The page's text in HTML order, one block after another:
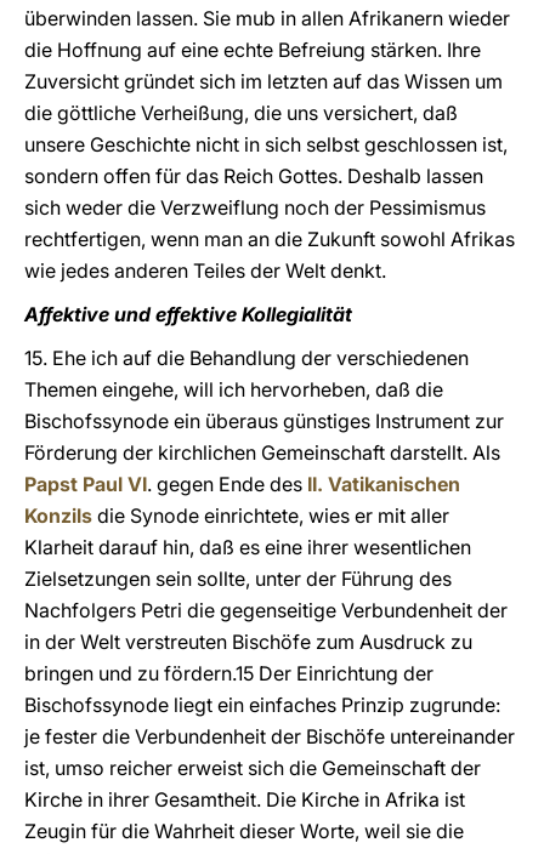
überwinden lassen. Sie mub in allen Afrikanern wieder
die Hoffnung auf eine echte Befreiung stärken. Ihre
Zuversicht gründet sich im letzten auf das Wissen um
die göttliche Verheißung, die uns versichert, daß
unsere Geschichte nicht in sich selbst geschlossen ist,
sondern offen für das Reich Gottes. Deshalb lassen
sich weder die Verzweiflung noch der Pessimismus
rechtfertigen, wenn man an die Zukunft sowohl Afrikas
wie jedes anderen Teiles der Welt denkt.
Affektive und effektive Kollegialität
15. Ehe ich auf die Behandlung der verschiedenen
Themen eingehe, will ich hervorheben, daß die
Bischofssynode ein überaus günstiges Instrument zur
Förderung der kirchlichen Gemeinschaft darstellt. Als
Papst Paul VI. gegen Ende des II. Vatikanischen
Konzils die Synode einrichtete, wies er mit aller
Klarheit darauf hin, daß es eine ihrer wesentlichen
Zielsetzungen sein sollte, unter der Führung des
Nachfolgers Petri die gegenseitige Verbundenheit der
in der Welt verstreuten Bischöfe zum Ausdruck zu
bringen und zu fördern.15 Der Einrichtung der
Bischofssynode liegt ein einfaches Prinzip zugrunde:
je fester die Verbundenheit der Bischöfe untereinander
ist, umso reicher erweist sich die Gemeinschaft der
Kirche in ihrer Gesamtheit. Die Kirche in Afrika ist
Zeugin für die Wahrheit dieser Worte, weil sie die